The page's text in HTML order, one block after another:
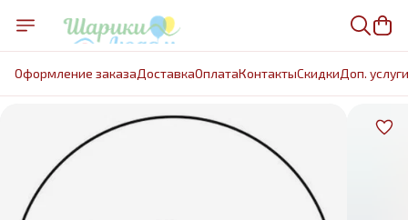
Оформление заказаДоставкаОплатаКонтактыCкидкиДоп. услуги